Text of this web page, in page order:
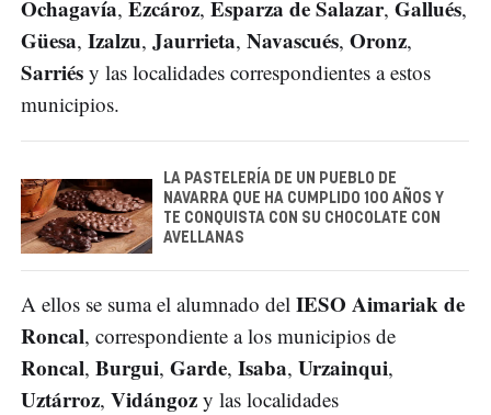
Ochagavía, Ezcároz, Esparza de Salazar, Gallués,
Güesa, Izalzu, Jaurrieta, Navascués, Oronz,
Sarriés y las localidades correspondientes a estos
municipios.
LA PASTELERÍA DE UN PUEBLO DE
NAVARRA QUE HA CUMPLIDO 100 AÑOS Y
TE CONQUISTA CON SU CHOCOLATE CON
AVELLANAS
A ellos se suma el alumnado del IESO Aimariak de
Roncal, correspondiente a los municipios de
Roncal, Burgui, Garde, Isaba, Urzainqui,
Uztárroz, Vidángoz y las localidades